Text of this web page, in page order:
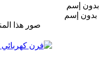
بدون إسم
بدون إسم
صور هذا